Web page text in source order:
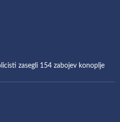
zasegli 154 zabojev konoplje